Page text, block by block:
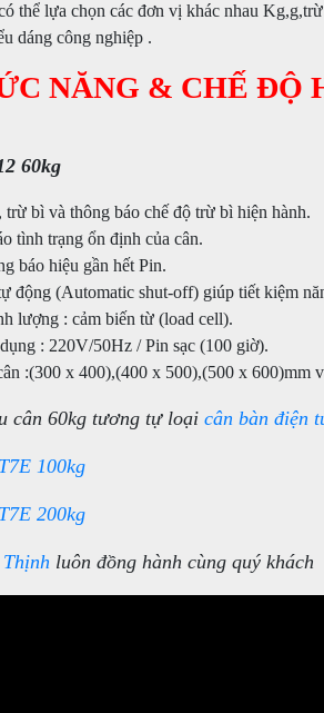
thể lựa chọn các đơn vị khác nhau
dáng công nghiệp .
NĂNG & CHẾ ĐỘ
60kg
trừ bì và thông báo chế độ trừ bì hiện hành.
tình trạng ổn định của cân.
báo hiệu gần hết Pin.
động (Automatic shut-off) giúp tiết kiệm
lượng : cảm biến từ (load cell).
: 220V/50Hz / Pin sạc (100 giờ).
:(300 x 400),(400 x 500),(500 x 600)mm
cân 60kg tương tự loại cân bàn điện
100kg
200kg
luôn đồng hành cùng quý khách